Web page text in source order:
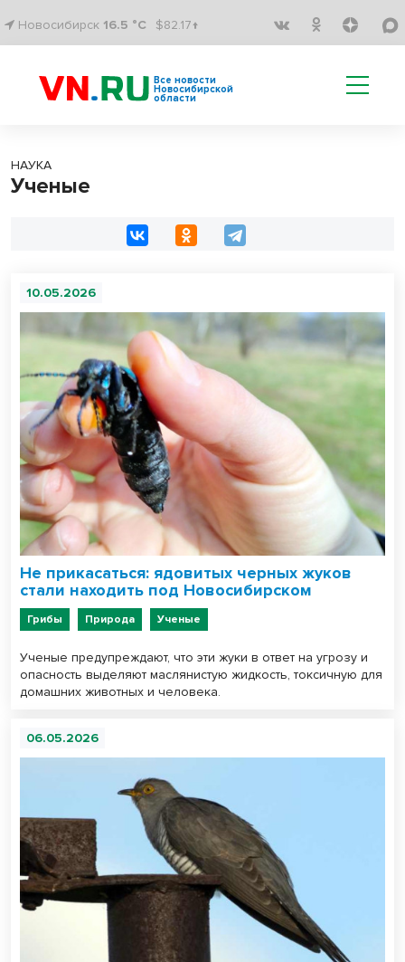
Новосибирск 16.5 °C $82.17↑
Все новости
Новосибирской
области
НАУКА
Ученые
10.05.2026
Не прикасаться: ядовитых черных жуков
стали находить под Новосибирском
Грибы Природа Ученые
Ученые предупреждают, что эти жуки в ответ на угрозу и
опасность выделяют маслянистую жидкость, токсичную для
домашних животных и человека.
06.05.2026